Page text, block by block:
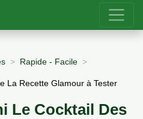
Rapide - Facile
La Recette Glamour à Tester
Le Cocktail Des